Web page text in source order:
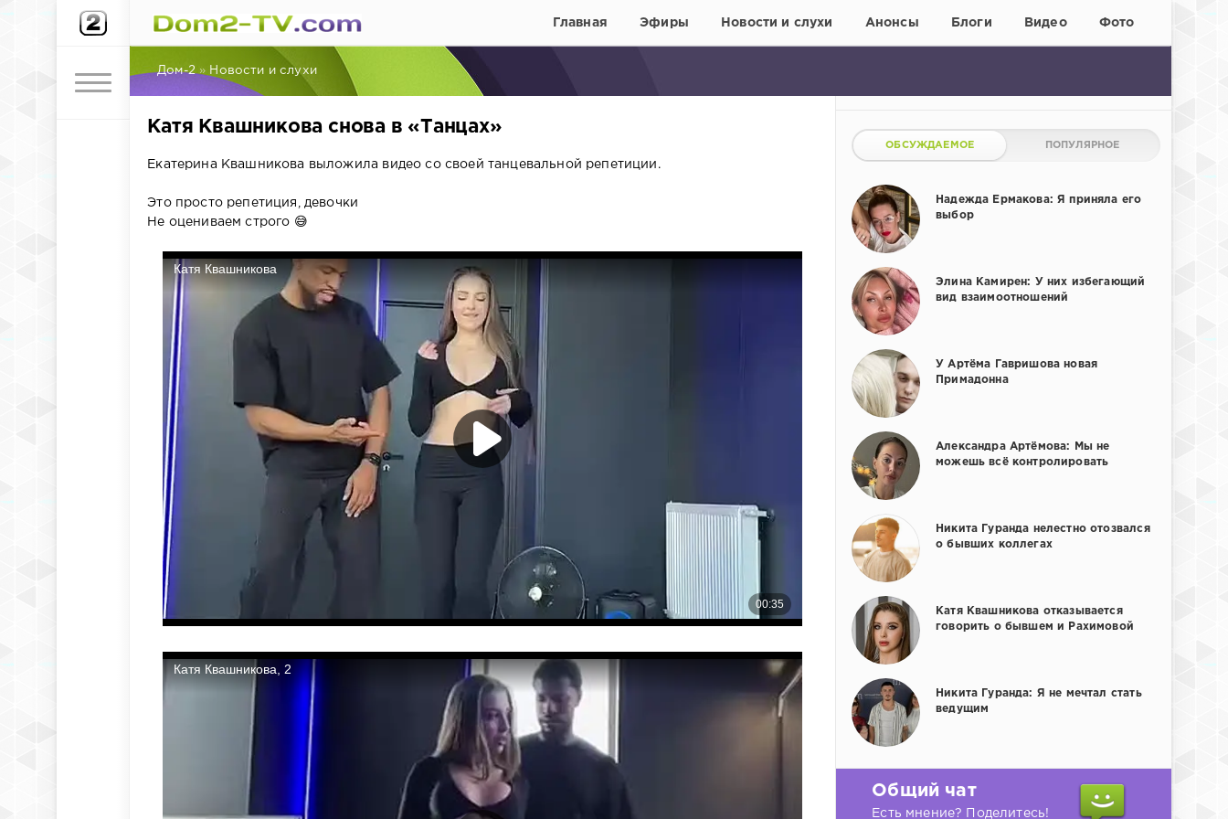
Главная Эфиры Новости и слухи Анонсы Блоги Видео Фото
Дом-2 » Новости и слухи
Катя Квашникова снова в «Танцах»
Екатерина Квашникова выложила видео со своей танцевальной репетиции.
Это просто репетиция, девочки
Не оцениваем строго 😅
ОБСУЖДАЕМОЕ ПОПУЛЯРНОЕ
Надежда Ермакова: Я приняла его
выбор
Элина Камирен: У них избегающий
вид взаимоотношений
У Артёма Гавришова новая
Примадонна
Александра Артёмова: Мы не
можешь всё контролировать
Никита Гуранда нелестно отозвался
о бывших коллегах
Катя Квашникова отказывается
говорить о бывшем и Рахимовой
Никита Гуранда: Я не мечтал стать
ведущим
Общий чат
Есть мнение? Поделитесь!